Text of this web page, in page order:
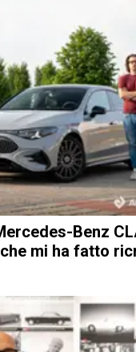
Benz
mi ha fatto